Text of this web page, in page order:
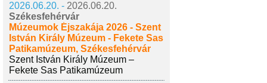
2026.06.20. - 2026.06.20.
Székesfehérvár
Múzeumok Éjszakája 2026 - Szent
István Király Múzeum - Fekete Sas
Patikamúzeum, Székesfehérvár
Szent István Király Múzeum –
Fekete Sas Patikamúzeum